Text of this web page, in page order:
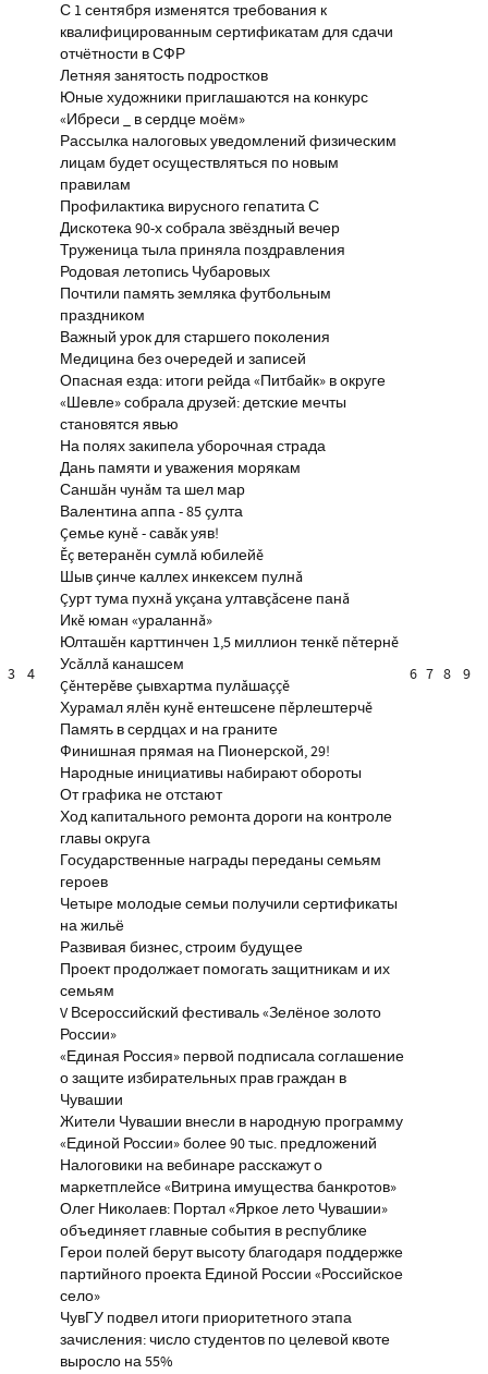
3 4
С 1 сентября изменятся требования к
квалифицированным сертификатам для сдачи
отчётности в СФР
Летняя занятость подростков
Юные художники приглашаются на конкурс
«Ибреси _ в сердце моём»
Рассылка налоговых уведомлений физическим
лицам будет осуществляться по новым
правилам
Профилактика вирусного гепатита С
Дискотека 90-х собрала звёздный вечер
Труженица тыла приняла поздравления
Родовая летопись Чубаровых
Почтили память земляка футбольным
праздником
Важный урок для старшего поколения
Медицина без очередей и записей
Опасная езда: итоги рейда «Питбайк» в округе
«Шевле» собрала друзей: детские мечты
становятся явью
На полях закипела уборочная страда
Дань памяти и уважения морякам
Саншăн чунăм та шел мар
Валентина аппа - 85 çулта
Çемье кунĕ - савăк уяв!
Ĕç ветеранĕн сумлă юбилейĕ
Шыв çинче каллех инкексем пулнă
Çурт тума пухнă укçана ултавçăсене панă
Икĕ юман «ураланнă»
Юлташĕн карттинчен 1,5 миллион тенкĕ пĕтернĕ
Усăллă канашсем
Çĕнтерĕве çывхартма пулăшаççĕ
Хурамал ялĕн кунĕ ентешсене пĕрлештерчĕ
Память в сердцах и на граните
Финишная прямая на Пионерской, 29!
Народные инициативы набирают обороты
От графика не отстают
Ход капитального ремонта дороги на контроле
главы округа
Государственные награды переданы семьям
героев
Четыре молодые семьи получили сертификаты
на жильё
Развивая бизнес, строим будущее
Проект продолжает помогать защитникам и их
семьям
V Всероссийский фестиваль «Зелёное золото
России»
«Единая Россия» первой подписала соглашение
о защите избирательных прав граждан в
Чувашии
Жители Чувашии внесли в народную программу
«Единой России» более 90 тыс. предложений
Налоговики на вебинаре расскажут о
маркетплейсе «Витрина имущества банкротов»
Олег Николаев: Портал «Яркое лето Чувашии»
объединяет главные события в республике
Герои полей берут высоту благодаря поддержке
партийного проекта Единой России «Российское
село»
ЧувГУ подвел итоги приоритетного этапа
зачисления: число студентов по целевой квоте
выросло на 55%
6 7 8 9